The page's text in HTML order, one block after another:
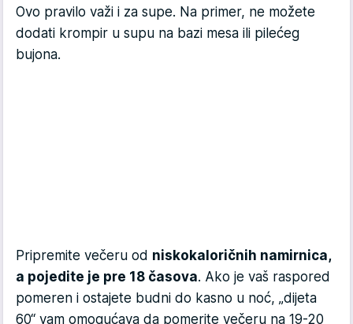
Ovo pravilo važi i za supe. Na primer, ne možete
dodati krompir u supu na bazi mesa ili pilećeg
bujona.
Pripremite večeru od niskokaloričnih namirnica,
a pojedite je pre 18 časova. Ako je vaš raspored
pomeren i ostajete budni do kasno u noć, „dijeta
60“ vam omogućava da pomerite večeru na 19-20